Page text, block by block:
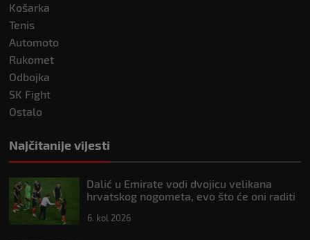
Košarka
Tenis
Automoto
Rukomet
Odbojka
SK Fight
Ostalo
Najčitanije vijesti
Dalić u Emirate vodi dvojicu velikana
hrvatskog nogometa, evo što će oni raditi
6. kol 2026